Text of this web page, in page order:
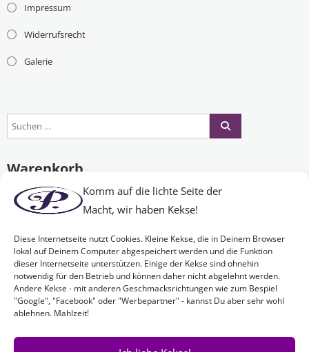
Komm auf die lichte Seite der
Macht, wir haben Kekse!
Diese Internetseite nutzt Cookies. Kleine Kekse, die in Deinem Browser
lokal auf Deinem Computer abgespeichert werden und die Funktion
dieser Internetseite unterstützen. Einige der Kekse sind ohnehin
notwendig für den Betrieb und können daher nicht abgelehnt werden.
Andere Kekse - mit anderen Geschmacksrichtungen wie zum Bespiel
"Google", "Facebook" oder "Werbepartner" - kannst Du aber sehr wohl
ablehnen. Mahlzeit!
Impressum
Widerrufsrecht
Galerie
Warenkorb
Es befinden sich keine Produkte im Warenkorb.
Nichts Passendes gefunden?
Wenn Sie nach etwas Bestimmtem suchen oder gerne ein Produkt
Ihren Wünschen entsprechend anfertigen lassen möchten,